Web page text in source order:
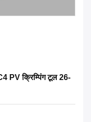
PV क्रिम्पिंग टूल 26-